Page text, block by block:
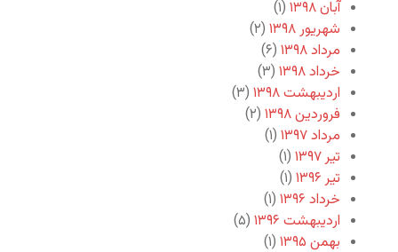
آبان ۱۳۹۸
(۱)
شهریور ۱۳۹۸
(۲)
مرداد ۱۳۹۸
(۶)
خرداد ۱۳۹۸
(۳)
اردیبهشت ۱۳۹۸
(۳)
فروردین ۱۳۹۸
(۲)
مرداد ۱۳۹۷
(۱)
تیر ۱۳۹۷
(۱)
تیر ۱۳۹۶
(۱)
خرداد ۱۳۹۶
(۱)
اردیبهشت ۱۳۹۶
(۵)
بهمن ۱۳۹۵
(۱)